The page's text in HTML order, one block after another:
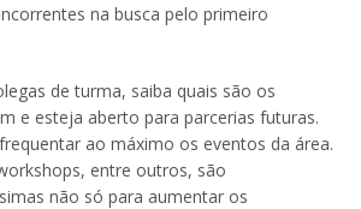
na busca pelo primeiro
de turma, saiba quais são os
e esteja aberto para parcerias futuras.
ao máximo os eventos da área.
entre outros, são
não só para aumentar os